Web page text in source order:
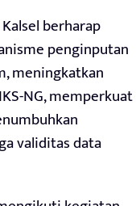
berharap
penginputan
meningkatkan
NG, memperkuat
validitas data